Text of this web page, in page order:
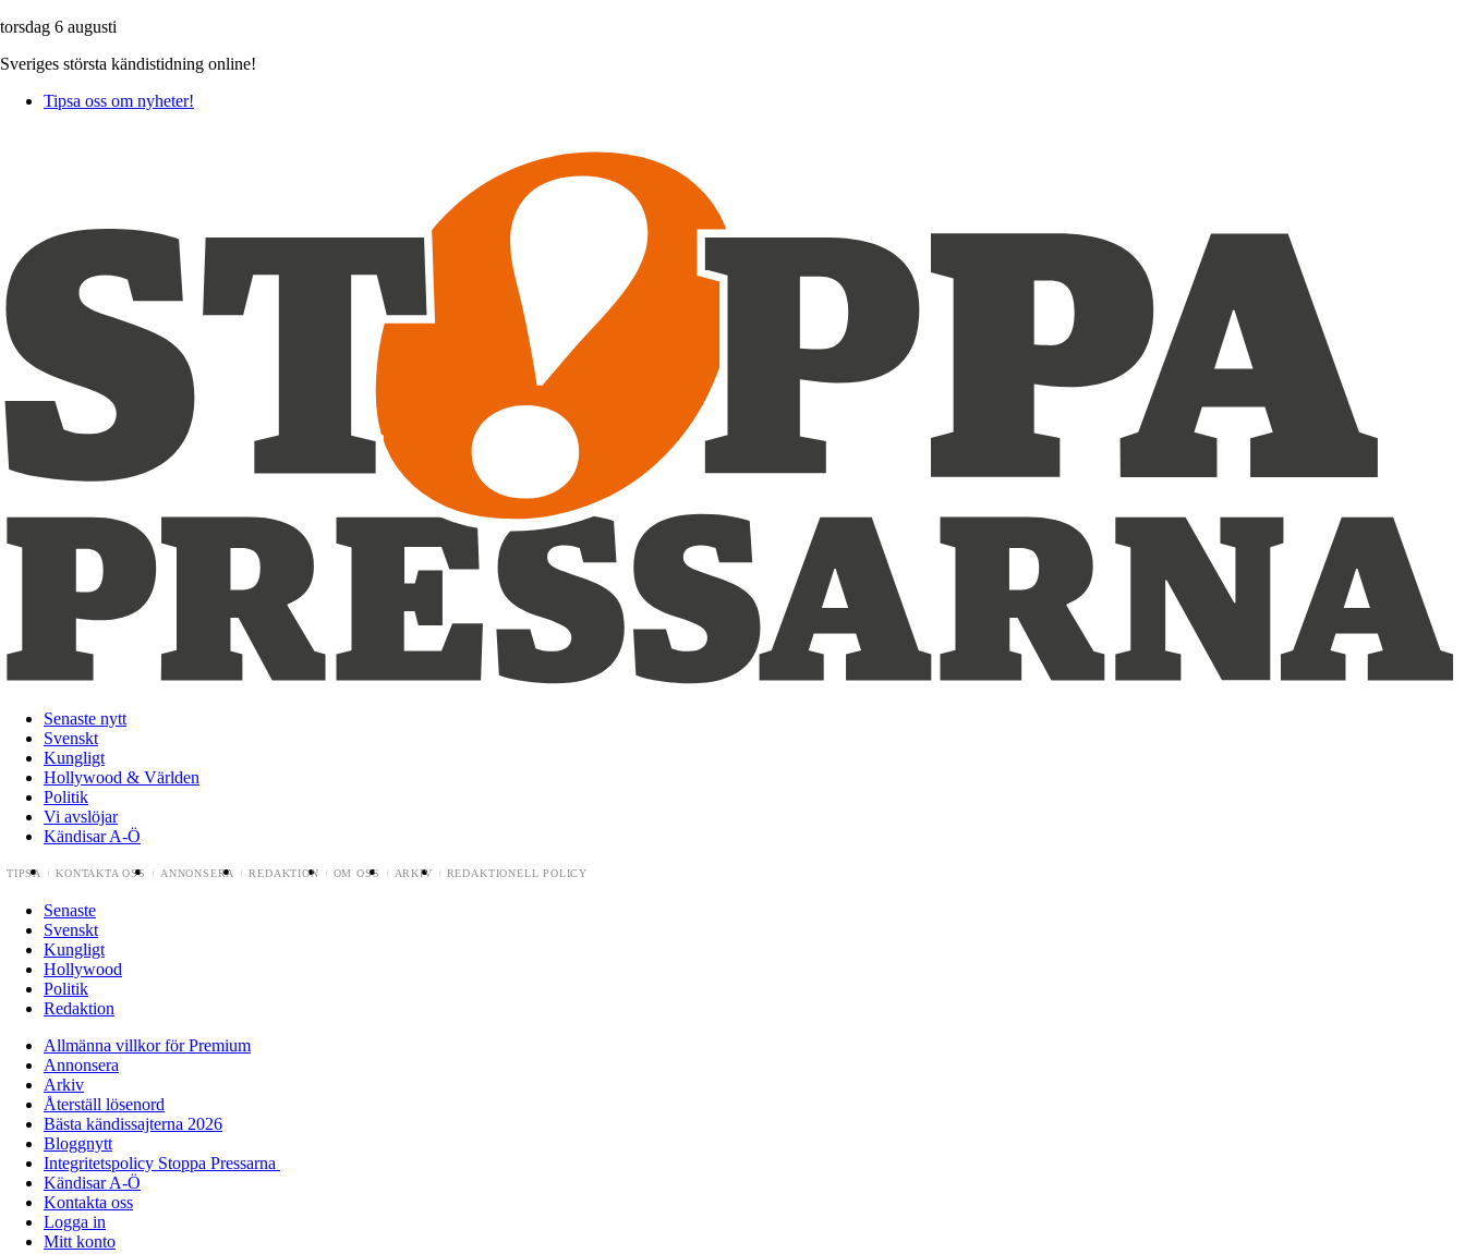
torsdag 6 augusti
Sveriges största kändistidning online!
Tipsa oss om nyheter!
Senaste nytt
Svenskt
Kungligt
Hollywood & Världen
Politik
Vi avslöjar
Kändisar A-Ö
TIPSA KONTAKTA OSS ANNONSERA REDAKTION OM OSS ARKIV REDAKTIONELL POLICY
Senaste
Svenskt
Kungligt
Hollywood
Politik
Redaktion
Allmänna villkor för Premium
Annonsera
Arkiv
Återställ lösenord
Bästa kändissajterna 2026
Bloggnytt
Integritetspolicy Stoppa Pressarna
Kändisar A-Ö
Kontakta oss
Logga in
Mitt konto